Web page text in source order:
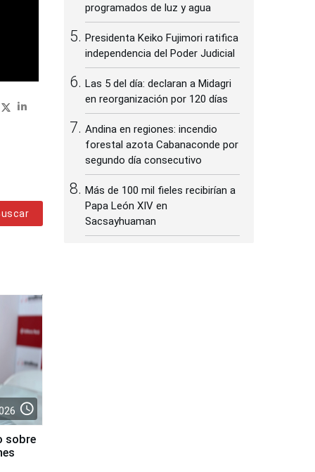
access_time
sobre
programados de luz y agua
Presidenta Keiko Fujimori ratifica
independencia del Poder Judicial
Las 5 del día: declaran a Midagri
en reorganización por 120 días
Andina en regiones: incendio
forestal azota Cabanaconde por
segundo día consecutivo
Más de 100 mil fieles recibirían a
Papa León XIV en
Sacsayhuaman